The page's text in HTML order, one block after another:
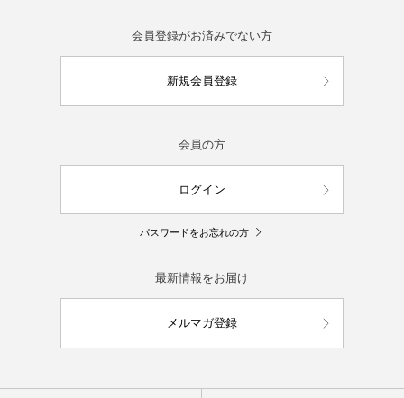
会員登録がお済みでない方
新規会員登録
会員の方
ログイン
パスワードをお忘れの方
最新情報をお届け
メルマガ登録